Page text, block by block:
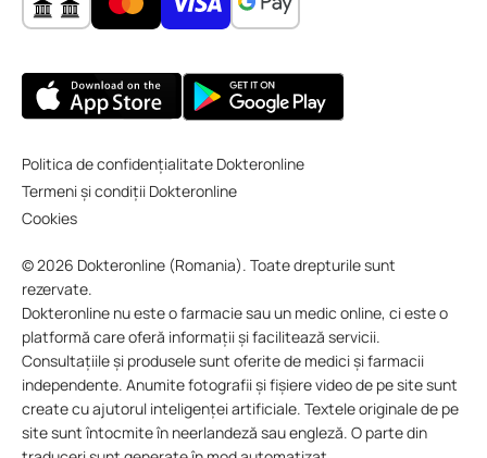
Politica de confidențialitate Dokteronline
Termeni și condiții Dokteronline
Cookies
© 2026 Dokteronline (Romania). Toate drepturile sunt
rezervate.
Dokteronline nu este o farmacie sau un medic online, ci este o
platformă care oferă informații și facilitează servicii.
Consultațiile și produsele sunt oferite de medici și farmacii
independente. Anumite fotografii și fișiere video de pe site sunt
create cu ajutorul inteligenței artificiale. Textele originale de pe
site sunt întocmite în neerlandeză sau engleză. O parte din